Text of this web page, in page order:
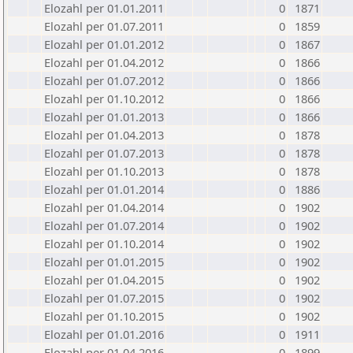
Elozahl per 01.01.2011 0
1871
Elozahl per 01.07.2011
0
1859
Elozahl per 01.01.2012
0
1867
Elozahl per 01.04.2012
0
1866
Elozahl per 01.07.2012
0
1866
Elozahl per 01.10.2012
0
1866
Elozahl per 01.01.2013
0
1866
Elozahl per 01.04.2013
0
1878
Elozahl per 01.07.2013
0
1878
Elozahl per 01.10.2013
0
1878
Elozahl per 01.01.2014
0
1886
Elozahl per 01.04.2014
0
1902
Elozahl per 01.07.2014
0
1902
Elozahl per 01.10.2014
0
1902
Elozahl per 01.01.2015
0
1902
Elozahl per 01.04.2015
0
1902
Elozahl per 01.07.2015
0
1902
Elozahl per 01.10.2015
0
1902
Elozahl per 01.01.2016
0
1911